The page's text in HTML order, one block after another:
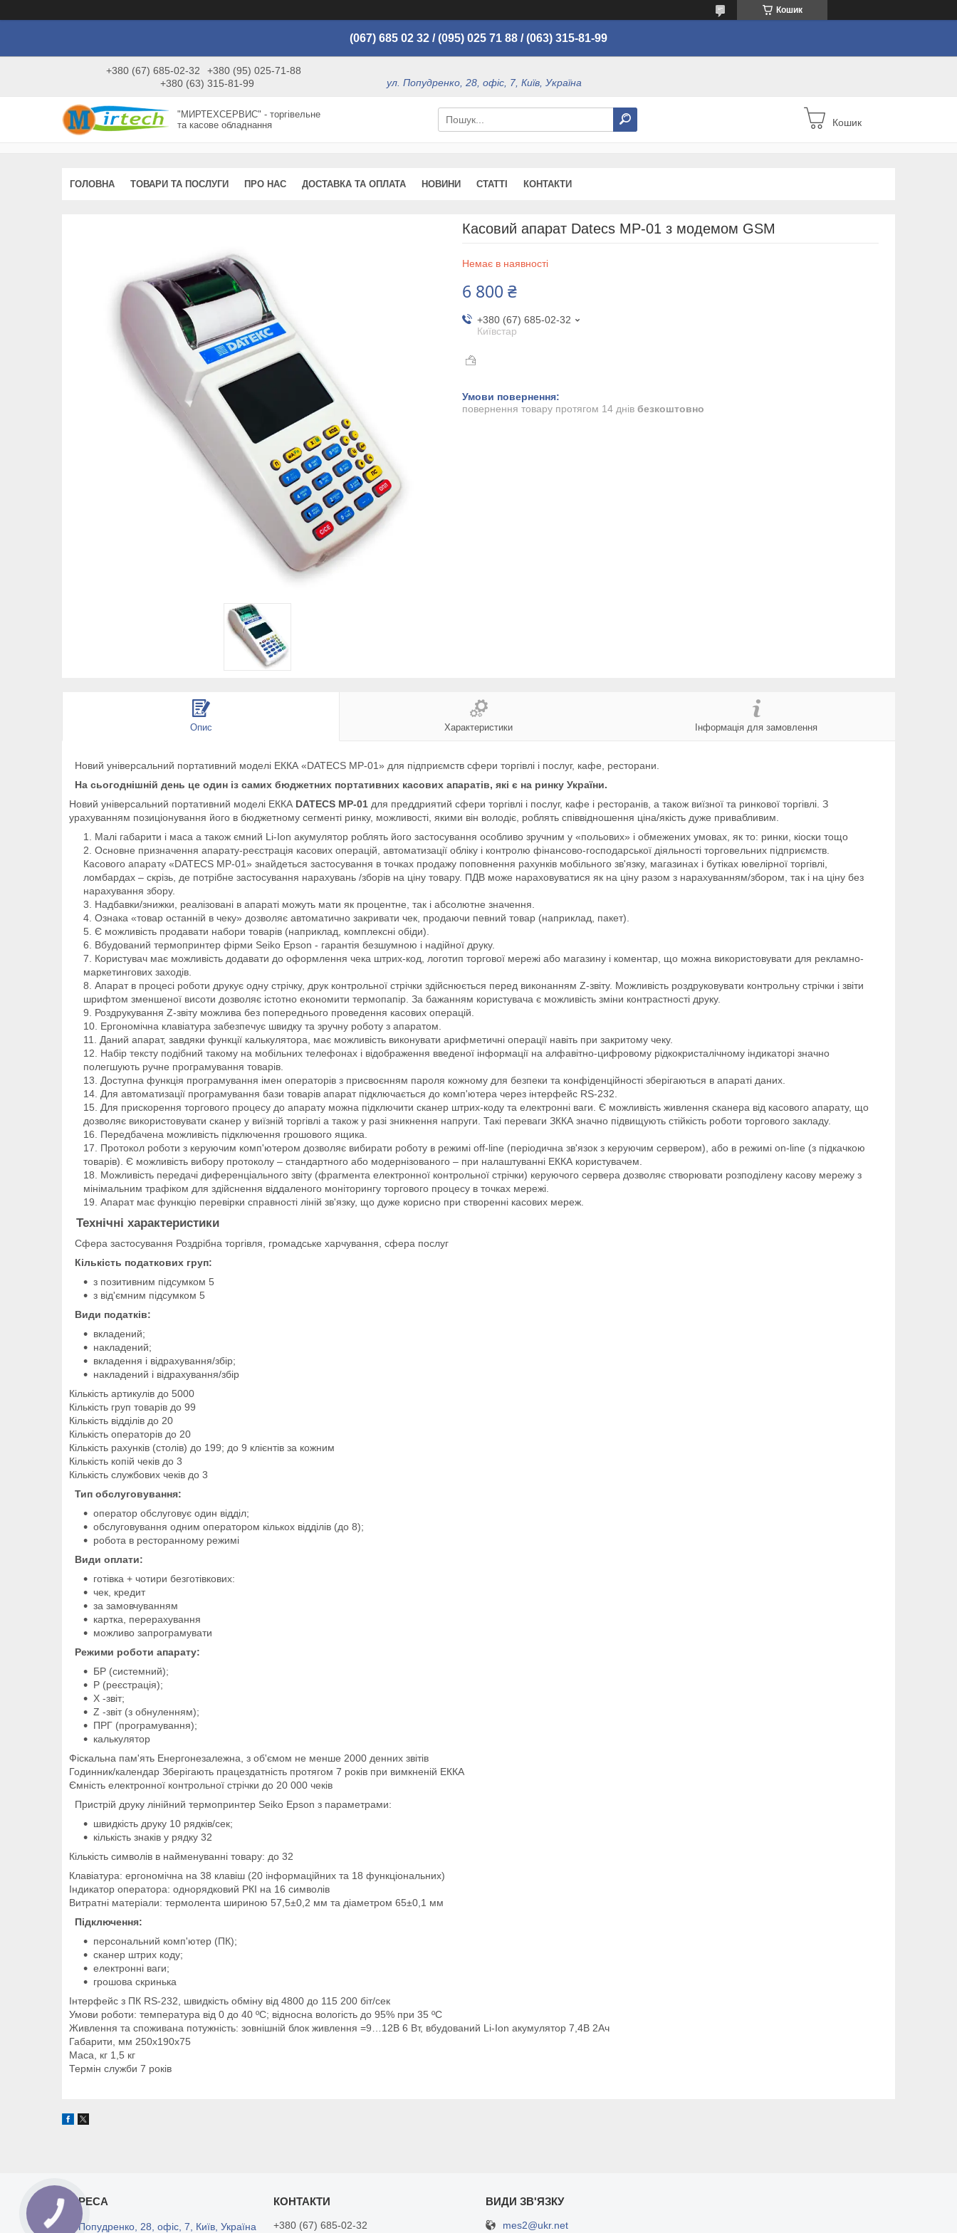
Кошик
(067) 685 02 32 /(095) 025 71 88 / (063) 315-81-99
+380 (67) 685-02-32
+380 (95) 025-71-88
+380 (63) 315-81-99
ул. Попудренко, 28, офіс, 7, Київ, Україна
"МИРТЕХСЕРВИС" - торгівельне
та касове обладнання
Кошик
ГОЛОВНА ТОВАРИ ТА ПОСЛУГИ ПРО НАС ДОСТАВКА ТА ОПЛАТА НОВИНИ СТАТТІ КОНТАКТИ
Касовий апарат Datecs MP-01 з модемом GSM
Немає в наявності
6 800 ₴
+380 (67) 685-02-32
Київстар
повернення товару протягом 14 днів безкоштовно
Опис Характеристики Інформація для замовлення
Новий універсальний портативний моделі ЕККА «DATECS MP-01» для підприємств сфери торгівлі і послуг, кафе, ресторани.
На сьогоднішній день це один із самих бюджетних портативних касових апаратів, які є на ринку України.
Новий універсальний портативний моделі ЕККА DATECS MP-01 для преддриятий сфери торгівлі і послуг, кафе і ресторанів, а також виїзної та ринкової торгівлі. З
урахуванням позиціонування його в бюджетному сегменті ринку, можливості, якими він володіє, роблять співвідношення ціна/якість дуже привабливим.
Малі габарити і маса а також ємний Li-Ion акумулятор роблять його застосування особливо зручним у «польових» і обмежених умовах, як то: ринки, кіоски тощо
Основне призначення апарату-реєстрація касових операцій, автоматизації обліку і контролю фінансово-господарської діяльності торговельних підприємств.
Касового апарату «DATECS MP-01» знайдеться застосування в точках продажу поповнення рахунків мобільного зв'язку, магазинах і бутіках ювелірної торгівлі,
ломбардах – скрізь, де потрібне застосування нарахувань /зборів на ціну товару. ПДВ може нараховуватися як на ціну разом з нарахуванням/збором, так і на ціну без
нарахування збору.
Надбавки/знижки, реалізовані в апараті можуть мати як процентне, так і абсолютне значення.
Ознака «товар останній в чеку» дозволяє автоматично закривати чек, продаючи певний товар (наприклад, пакет).
Є можливість продавати набори товарів (наприклад, комплексні обіди).
Вбудований термопринтер фірми Seiko Epson - гарантія безшумною і надійної друку.
Користувач має можливість додавати до оформлення чека штрих-код, логотип торгової мережі або магазину і коментар, що можна використовувати для рекламно-
маркетингових заходів.
Апарат в процесі роботи друкує одну стрічку, друк контрольної стрічки здійснюється перед виконанням Z-звіту. Можливість роздруковувати контрольну стрічки і звіти
шрифтом зменшеної висоти дозволяє істотно економити термопапір. За бажанням користувача є можливість зміни контрастності друку.
Роздрукування Z-звіту можлива без попереднього проведення касових операцій.
Ергономічна клавіатура забезпечує швидку та зручну роботу з апаратом.
Даний апарат, завдяки функції калькулятора, має можливість виконувати арифметичні операції навіть при закритому чеку.
Набір тексту подібний такому на мобільних телефонах і відображення введеної інформації на алфавітно-цифровому рідкокристалічному індикаторі значно
полегшують ручне програмування товарів.
Доступна функція програмування імен операторів з присвоєнням пароля кожному для безпеки та конфіденційності зберігаються в апараті даних.
Для автоматизації програмування бази товарів апарат підключається до комп'ютера через інтерфейс RS-232.
Для прискорення торгового процесу до апарату можна підключити сканер штрих-коду та електронні ваги. Є можливість живлення сканера від касового апарату, що
дозволяє використовувати сканер у виїзній торгівлі а також у разі зникнення напруги. Такі переваги ЗККА значно підвищують стійкість роботи торгового закладу.
Передбачена можливість підключення грошового ящика.
Протокол роботи з керуючим комп'ютером дозволяє вибирати роботу в режимі off-line (періодична зв'язок з керуючим сервером), або в режимі on-line (з підкачкою
товарів). Є можливість вибору протоколу – стандартного або модернізованого – при налаштуванні ЕККА користувачем.
Можливість передачі диференціального звіту (фрагмента електронної контрольної стрічки) керуючого сервера дозволяє створювати розподілену касову мережу з
мінімальним трафіком для здійснення віддаленого моніторингу торгового процесу в точках мережі.
Апарат має функцію перевірки справності ліній зв'язку, що дуже корисно при створенні касових мереж.
Технічні характеристики
Сфера застосування Роздрібна торгівля, громадське харчування, сфера послуг
Кількість податкових груп:
з позитивним підсумком 5
з від'ємним підсумком 5
Види податків:
вкладений;
накладений;
вкладення і відрахування/збір;
накладений і відрахування/збір
Кількість артикулів до 5000
Кількість груп товарів до 99
Кількість відділів до 20
Кількість операторів до 20
Кількість рахунків (столів) до 199; до 9 клієнтів за кожним
Кількість копій чеків до 3
Кількість службових чеків до 3
Тип обслуговування:
оператор обслуговує один відділ;
обслуговування одним оператором кількох відділів (до 8);
робота в ресторанному режимі
Види оплати:
готівка + чотири безготівкових:
чек, кредит
за замовчуванням
картка, перерахування
можливо запрограмувати
Режими роботи апарату:
БР (системний);
Р (реєстрація);
Х -звіт;
Z -звіт (з обнуленням);
ПРГ (програмування);
калькулятор
Фіскальна пам'ять Енергонезалежна, з об'ємом не менше 2000 денних звітів
Годинник/календар Зберігають працездатність протягом 7 років при вимкненій ЕККА
Ємність електронної контрольної стрічки до 20 000 чеків
Пристрій друку лінійний термопринтер Seiko Epson з параметрами:
швидкість друку 10 рядків/сек;
кількість знаків у рядку 32
Кількість символів в найменуванні товару: до 32
Клавіатура: ергономічна на 38 клавіш (20 інформаційних та 18 функціональних)
Індикатор оператора: однорядковий РКІ на 16 символів
Витратні матеріали: термолента шириною 57,5±0,2 мм та діаметром 65±0,1 мм
Підключення:
персональний комп'ютер (ПК);
сканер штрих коду;
електронні ваги;
грошова скринька
Інтерфейс з ПК RS-232, швидкість обміну від 4800 до 115 200 біт/сек
Умови роботи: температура від 0 до 40 ºС; відносна вологість до 95% при 35 ºС
Живлення та споживана потужність: зовнішній блок живлення =9…12В 6 Вт, вбудований Li-Ion акумулятор 7,4В 2Ач
Габарити, мм 250х190х75
Маса, кг 1,5 кг
Термін служби 7 років
ул. Попудренко, 28, офіс, 7, Київ, Україна
+380 (67) 685-02-32
mes2@ukr.net